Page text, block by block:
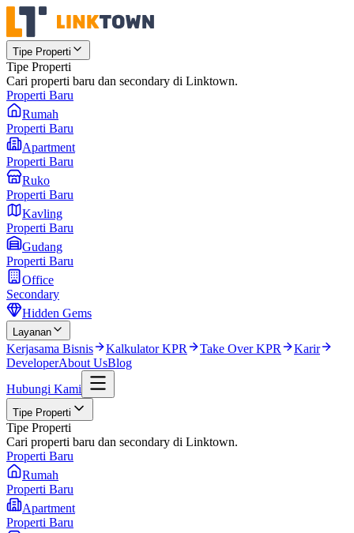
Tipe Properti
Tipe Properti
Cari properti baru dan secondary di Linktown.
Properti Baru
Rumah
Properti Baru
Apartment
Properti Baru
Ruko
Properti Baru
Kavling
Properti Baru
Gudang
Properti Baru
Office
Secondary
Hidden Gems
Layanan
Kerjasama Bisnis Kalkulator KPR Take Over KPR
Karir
DeveloperAbout UsBlog
Hubungi Kami
Tipe Properti
Tipe Properti
Cari properti baru dan secondary di Linktown.
Properti Baru
Rumah
Properti Baru
Apartment
Properti Baru